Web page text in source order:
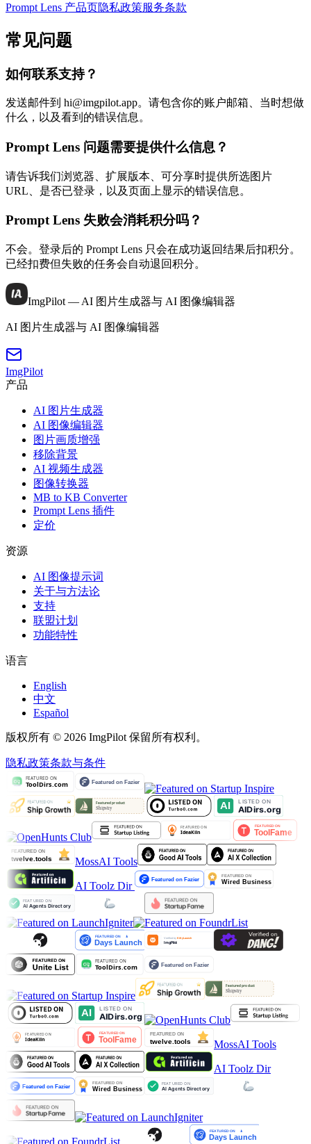
Prompt Lens 产品页隐私政策服务条款
常见问题
如何联系支持？
发送邮件到 hi@imgpilot.app。请包含你的账户邮箱、当时想做
什么，以及看到的错误信息。
Prompt Lens 问题需要提供什么信息？
请告诉我们浏览器、扩展版本、可分享时提供所选图片
URL、是否已登录，以及页面上显示的错误信息。
Prompt Lens 失败会消耗积分吗？
不会。登录后的 Prompt Lens 只会在成功返回结果后扣积分。
已经扣费但失败的任务会自动退回积分。
ImgPilot — AI 图片生成器与 AI 图像编辑器
AI 图片生成器与 AI 图像编辑器
ImgPilot
产品
AI 图片生成器
AI 图像编辑器
图片画质增强
移除背景
AI 视频生成器
图像转换器
MB to KB Converter
Prompt Lens 插件
定价
资源
AI 图像提示词
关于与方法论
支持
联盟计划
功能特性
语言
English
中文
Español
版权所有 © 2026 ImgPilot 保留所有权利。
隐私政策条款与条件
MossAI Tools
AI Toolz Dir
MossAI Tools
AI Toolz Dir